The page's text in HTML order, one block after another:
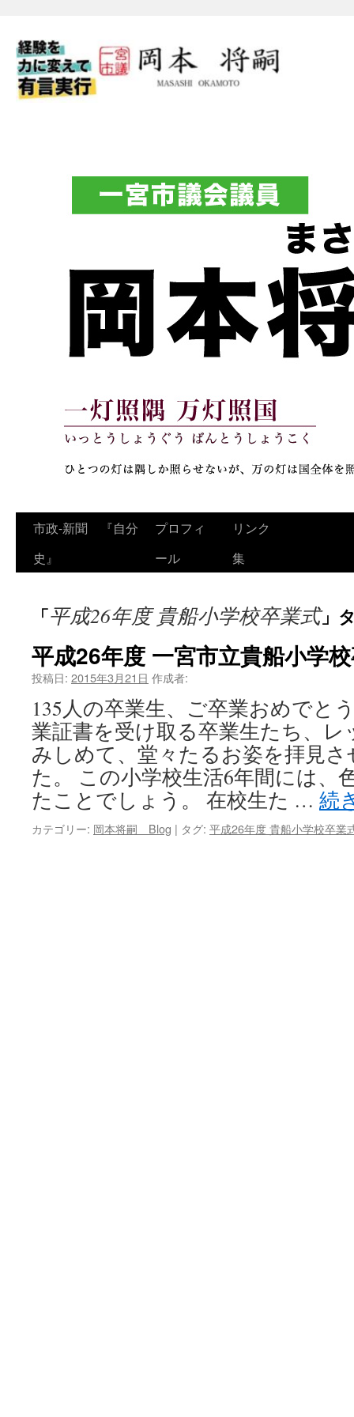
コ
ツ
へ
キ
ッ
プ
市政‐新聞 『自分
史』
プロフィ
ール
リンク
集
「平成26年度 貴船小学校卒業式」
平成26年度 一宮市立貴船小学
投稿日: 2015年3月21日 作成者:
135人の卒業生、ご卒業おめでと
業証書を受け取る卒業生たち、
みしめて、堂々たるお姿を拝見
た。 この小学校生活6年間には、
たことでしょう。 在校生た … 続
カテゴリー: 岡本将嗣 Blog | タグ: 平成26年度 貴船小学校卒業